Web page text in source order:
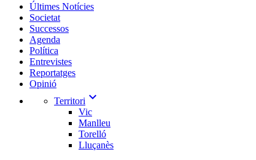
Últimes Notícies
Societat
Successos
Agenda
Política
Entrevistes
Reportatges
Opinió
Territori expand_more
Vic
Manlleu
Torelló
Lluçanès